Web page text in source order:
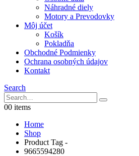
Náhradné diely
Motory a Prevodovky
Môj účet
Košík
Pokladňa
Obchodné Podmienky
Ochrana osobných údajov
Kontakt
Search
00 items
Home
Shop
Product Tag -
9665594280